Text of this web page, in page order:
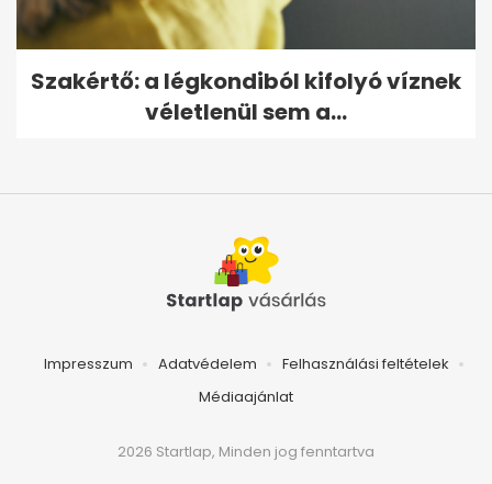
Szakértő: a légkondiból kifolyó víznek
véletlenül sem a...
Impresszum Adatvédelem
Felhasználási feltételek
Médiaajánlat
2026 Startlap, Minden jog fenntartva